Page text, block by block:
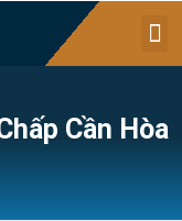
Cần Hòa